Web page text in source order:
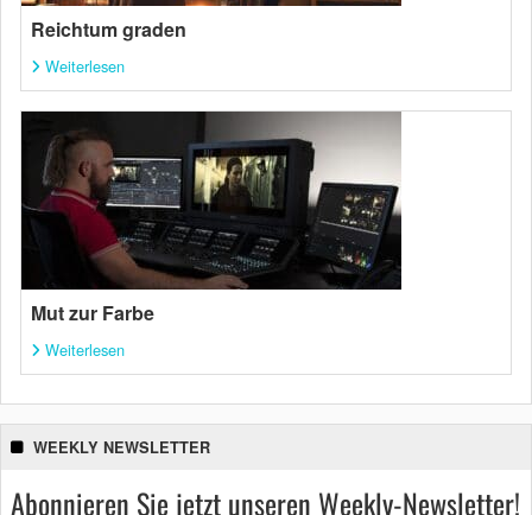
Reichtum graden
Weiterlesen
Mut zur Farbe
Weiterlesen
WEEKLY NEWSLETTER
Abonnieren Sie jetzt unseren Weekly-Newsletter!